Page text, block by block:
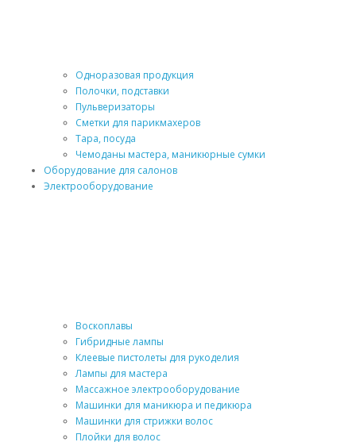
Одноразовая продукция
Полочки, подставки
Пульверизаторы
Сметки для парикмахеров
Тара, посуда
Чемоданы мастера, маникюрные сумки
Оборудование для салонов
Электрооборудование
Воскоплавы
Гибридные лампы
Клеевые пистолеты для рукоделия
Лампы для мастера
Массажное электрооборудование
Машинки для маникюра и педикюра
Машинки для стрижки волос
Плойки для волос